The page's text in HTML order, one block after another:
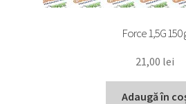
Force 1,5G 150
21,00 lei
Adaugă în